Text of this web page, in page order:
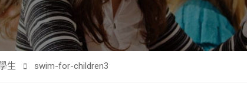
生 swim-for-children3